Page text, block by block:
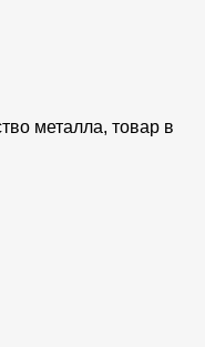
металла, товар в